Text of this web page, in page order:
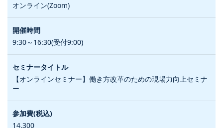
オンライン(Zoom)
9:30～16:30(受付9:00)
【オンラインセミナー】働き方改革のための現場力向上セミナ
ー
14,300